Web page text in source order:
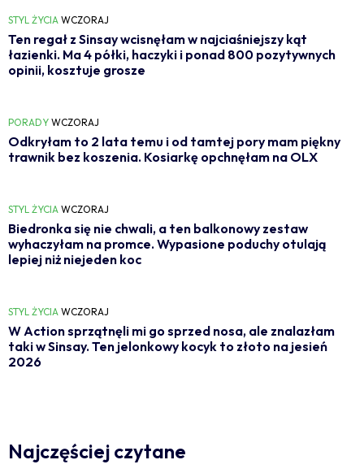
STYL ŻYCIA WCZORAJ
Ten regał z Sinsay wcisnęłam w najciaśniejszy kąt
łazienki. Ma 4 półki, haczyki i ponad 800 pozytywnych
opinii, kosztuje grosze
PORADY WCZORAJ
Odkryłam to 2 lata temu i od tamtej pory mam piękny
trawnik bez koszenia. Kosiarkę opchnęłam na OLX
STYL ŻYCIA WCZORAJ
Biedronka się nie chwali, a ten balkonowy zestaw
wyhaczyłam na promce. Wypasione poduchy otulają
lepiej niż niejeden koc
STYL ŻYCIA WCZORAJ
W Action sprzątnęli mi go sprzed nosa, ale znalazłam
taki w Sinsay. Ten jelonkowy kocyk to złoto na jesień
2026
Najczęściej czytane